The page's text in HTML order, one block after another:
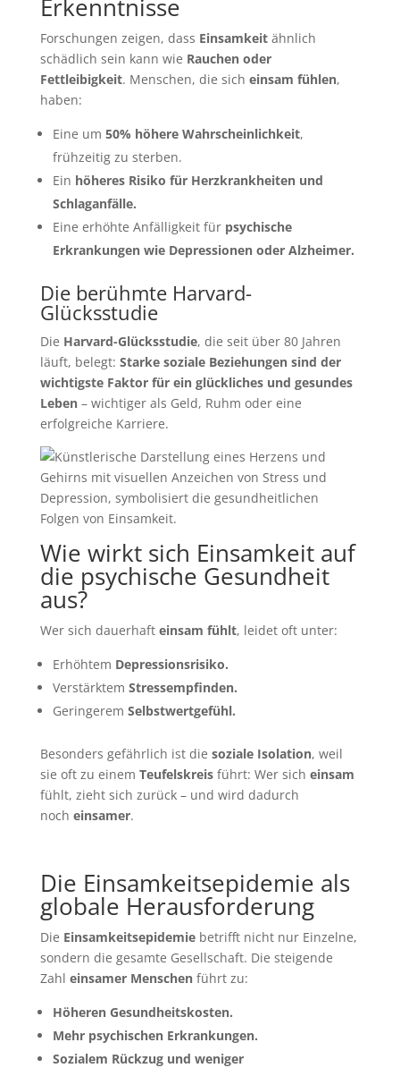
Erkenntnisse
Forschungen zeigen, dass Einsamkeitähnlich
schädlich sein kann wie Rauchen oder
Fettleibigkeit. Menschen, die sich einsam fühlen,
haben:
Eine um 50% höhere Wahrscheinlichkeit,
frühzeitig zu sterben.
Ein höheres Risiko für Herzkrankheiten und
Schlaganfälle.
Eine erhöhte Anfälligkeit für psychische
Erkrankungen wie Depressionen oder Alzheimer.
Die berühmte Harvard-
Glücksstudie
Die Harvard-Glücksstudie, die seit über 80 Jahren
läuft, belegt: Starke soziale Beziehungen sind der
wichtigste Faktor für ein glückliches und gesundes
Leben– wichtiger als Geld, Ruhm oder eine
erfolgreiche Karriere.
Wie wirkt sich Einsamkeit auf
die psychische Gesundheit
aus?
Wer sich dauerhaft einsam fühlt, leidet oft unter:
Erhöhtem Depressionsrisiko.
Verstärktem Stressempfinden.
Geringerem Selbstwertgefühl.
Besonders gefährlich ist die soziale Isolation, weil
sie oft zu einem Teufelskreisführt: Wer sich einsam
fühlt, zieht sich zurück – und wird dadurch
noch einsamer.
Die Einsamkeitsepidemie als
globale Herausforderung
Die Einsamkeitsepidemiebetrifft nicht nur Einzelne,
sondern die gesamte Gesellschaft. Die steigende
Zahl einsamer Menschenführt zu:
Höheren Gesundheitskosten.
Mehr psychischen Erkrankungen.
Sozialem Rückzug und weniger